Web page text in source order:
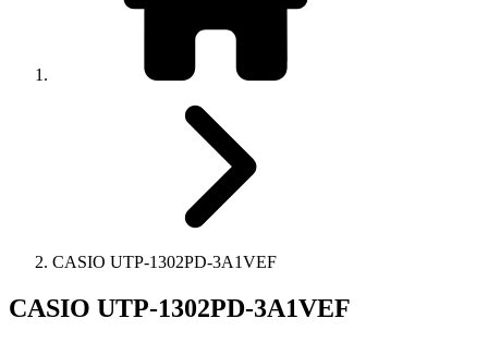
CASIO UTP-1302PD-3A1VEF
CASIO UTP-1302PD-3A1VEF